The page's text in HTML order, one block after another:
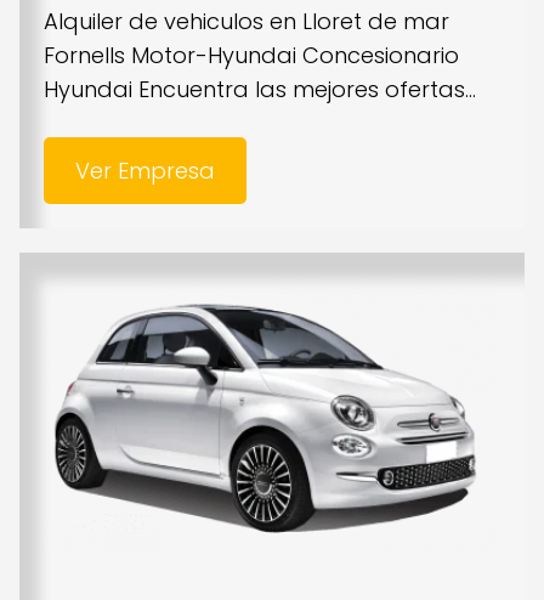
Alquiler de vehiculos en Lloret de mar
Fornells Motor-Hyundai Concesionario
Hyundai Encuentra las mejores ofertas...
Ver Empresa